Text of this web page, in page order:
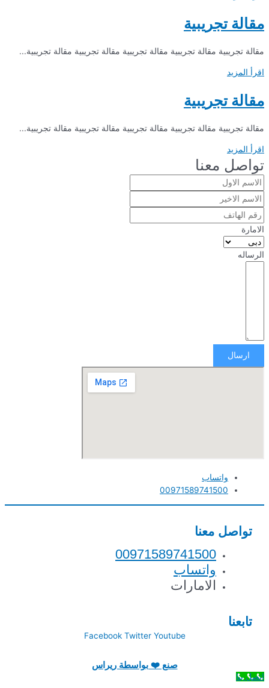
مقالة تجريبية
مقالة تجريبية مقالة تجريبية مقالة تجريبية مقالة تجريبية مقالة تجريبية...
اقرأ المزيد
مقالة تجريبية
مقالة تجريبية مقالة تجريبية مقالة تجريبية مقالة تجريبية مقالة تجريبية...
اقرأ المزيد
تواصل معنا
الامارة
الرساله
ارسال
واتساب
00971589741500
تواصل معنا
00971589741500
واتساب
الامارات
تابعنا
Facebook Twitter Youtube
صنع ❤️ بواسطة ريراس
اتصل بنا